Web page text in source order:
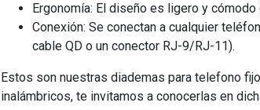
Ergonomía: El diseño es ligero y cómodo
Conexión: Se conectan a cualquier
cable QD o un conector RJ-9/RJ-11).
Estos son nuestras diademas para telefono
inalámbricos, te invitamos a conocerlas en